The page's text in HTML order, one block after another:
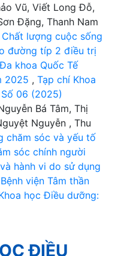
Vũ, Viết Long Đỗ,
Đặng, Thanh Nam
Chất lượng cuộc sống
đường típ 2 điều trị
khoa Quốc Tế
2025 , Tạp chí Khoa
06 (2025)
Bá Tâm, Thị
Nguyễn , Thu
chăm sóc và yếu tố
sóc chính người
hành vi do sử dụng
viện Tâm thần
học Điều dưỡng:
ĐIỀU